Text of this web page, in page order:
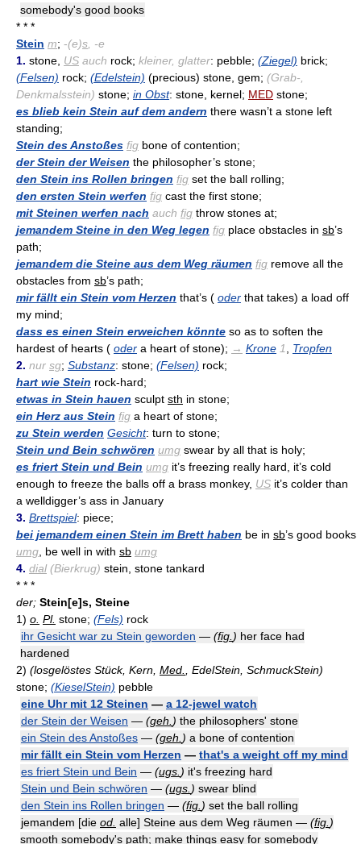
somebody's good books
* * *
Stein m; -(e)s , -e
1. stone, US auch rock; kleiner, glatter: pebble; (Ziegel) brick;
(Felsen) rock; (Edelstein) (precious) stone, gem; (Grab-,
Denkmalsstein) stone; in Obst: stone, kernel; MED stone;
es blieb kein Stein auf dem andern there wasn’t a stone left
standing;
Stein des Anstoßes fig bone of contention;
der Stein der Weisen the philosopher’s stone;
den Stein ins Rollen bringen fig set the ball rolling;
den ersten Stein werfen fig cast the first stone;
mit Steinen werfen nach auch fig throw stones at;
jemandem Steine in den Weg legen fig place obstacles in sb’s
path;
jemandem die Steine aus dem Weg räumen fig remove all the
obstacles from sb’s path;
mir fällt ein Stein vom Herzen that’s ( oder that takes) a load off
my mind;
dass es einen Stein erweichen könnte so as to soften the
hardest of hearts ( oder a heart of stone); → Krone 1
Tropfen
2. nur sg; Substanz: stone; (Felsen) rock;
hart wie Stein rock-hard;
etwas in Stein hauen sculpt sth in stone;
ein Herz aus Stein fig a heart of stone;
zu Stein werden Gesicht: turn to stone;
Stein und Bein schwören umg swear by all that is holy;
es friert Stein und Bein umg it’s freezing really hard, it’s cold
enough to freeze the balls off a brass monkey, US it’s colder than
a welldigger’s ass in January
3. Brettspiel: piece;
bei jemandem einen Stein im Brett haben be in sb’s good books
umg , be well in with sb umg
4. dial(Bierkrug) stein, stone tankard
* * *
der; Stein[e]s, Steine
1) o. Pl. stone; (Fels) rock
ihr Gesicht war zu Stein geworden — (fig. ) her face had
hardened
2) (losgelöstes Stück, Kern, Med.
, EdelStein, SchmuckStein)
stone; (KieselStein) pebble
eine Uhr mit 12 Steinen — a 12-jewel watch
der Stein der Weisen — (geh. ) the philosophers' stone
ein Stein des Anstoßes — (geh. ) a bone of contention
mir fällt ein Stein vom Herzen — that's a weight off my mind
es friert Stein und Bein — (ugs. ) it's freezing hard
Stein und Bein schwören — (ugs. ) swear blind
den Stein ins Rollen bringen — (fig. ) set the ball rolling
jemandem [die od. alle] Steine aus dem Weg räumen — (fig. )
smooth somebody's path; make things easy for somebody